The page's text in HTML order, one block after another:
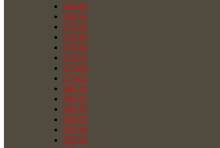
265/45
265/50
275/35
275/40
275/45
275/55
275/60
275/65
285/30
285/35
285/45
285/50
295/30
295/35